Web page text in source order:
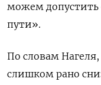
можем допустить
пути».
По словам
слишком рано